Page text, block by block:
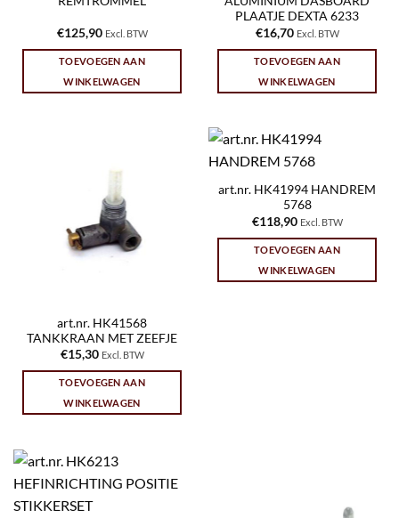
€125,90 Excl. BTW
TOEVOEGEN AAN
WINKELWAGEN
PLAATJE DEXTA 6233
€16,70 Excl. BTW
TOEVOEGEN AAN
WINKELWAGEN
art.nr. HK41568
TANKKRAAN MET ZEEFJE
€15,30 Excl. BTW
TOEVOEGEN AAN
WINKELWAGEN
art.nr. HK41994 HANDREM
5768
€118,90 Excl. BTW
TOEVOEGEN AAN
WINKELWAGEN